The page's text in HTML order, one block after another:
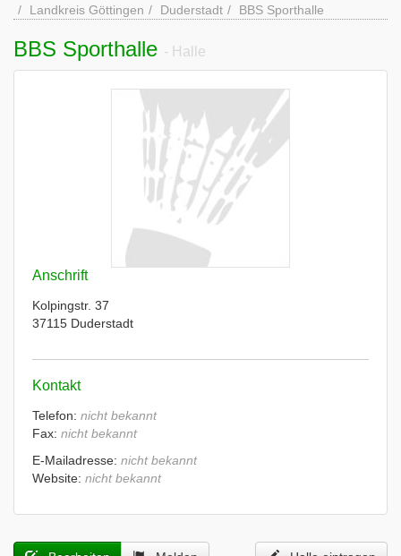
Landkreis Göttingen
Duderstadt BBS Sporthalle
BBS Sporthalle - Halle
Anschrift
Kolpingstr. 37
37115 Duderstadt
Kontakt
Telefon: nicht bekannt
Fax: nicht bekannt
E-Mailadresse: nicht bekannt
Website: nicht bekannt